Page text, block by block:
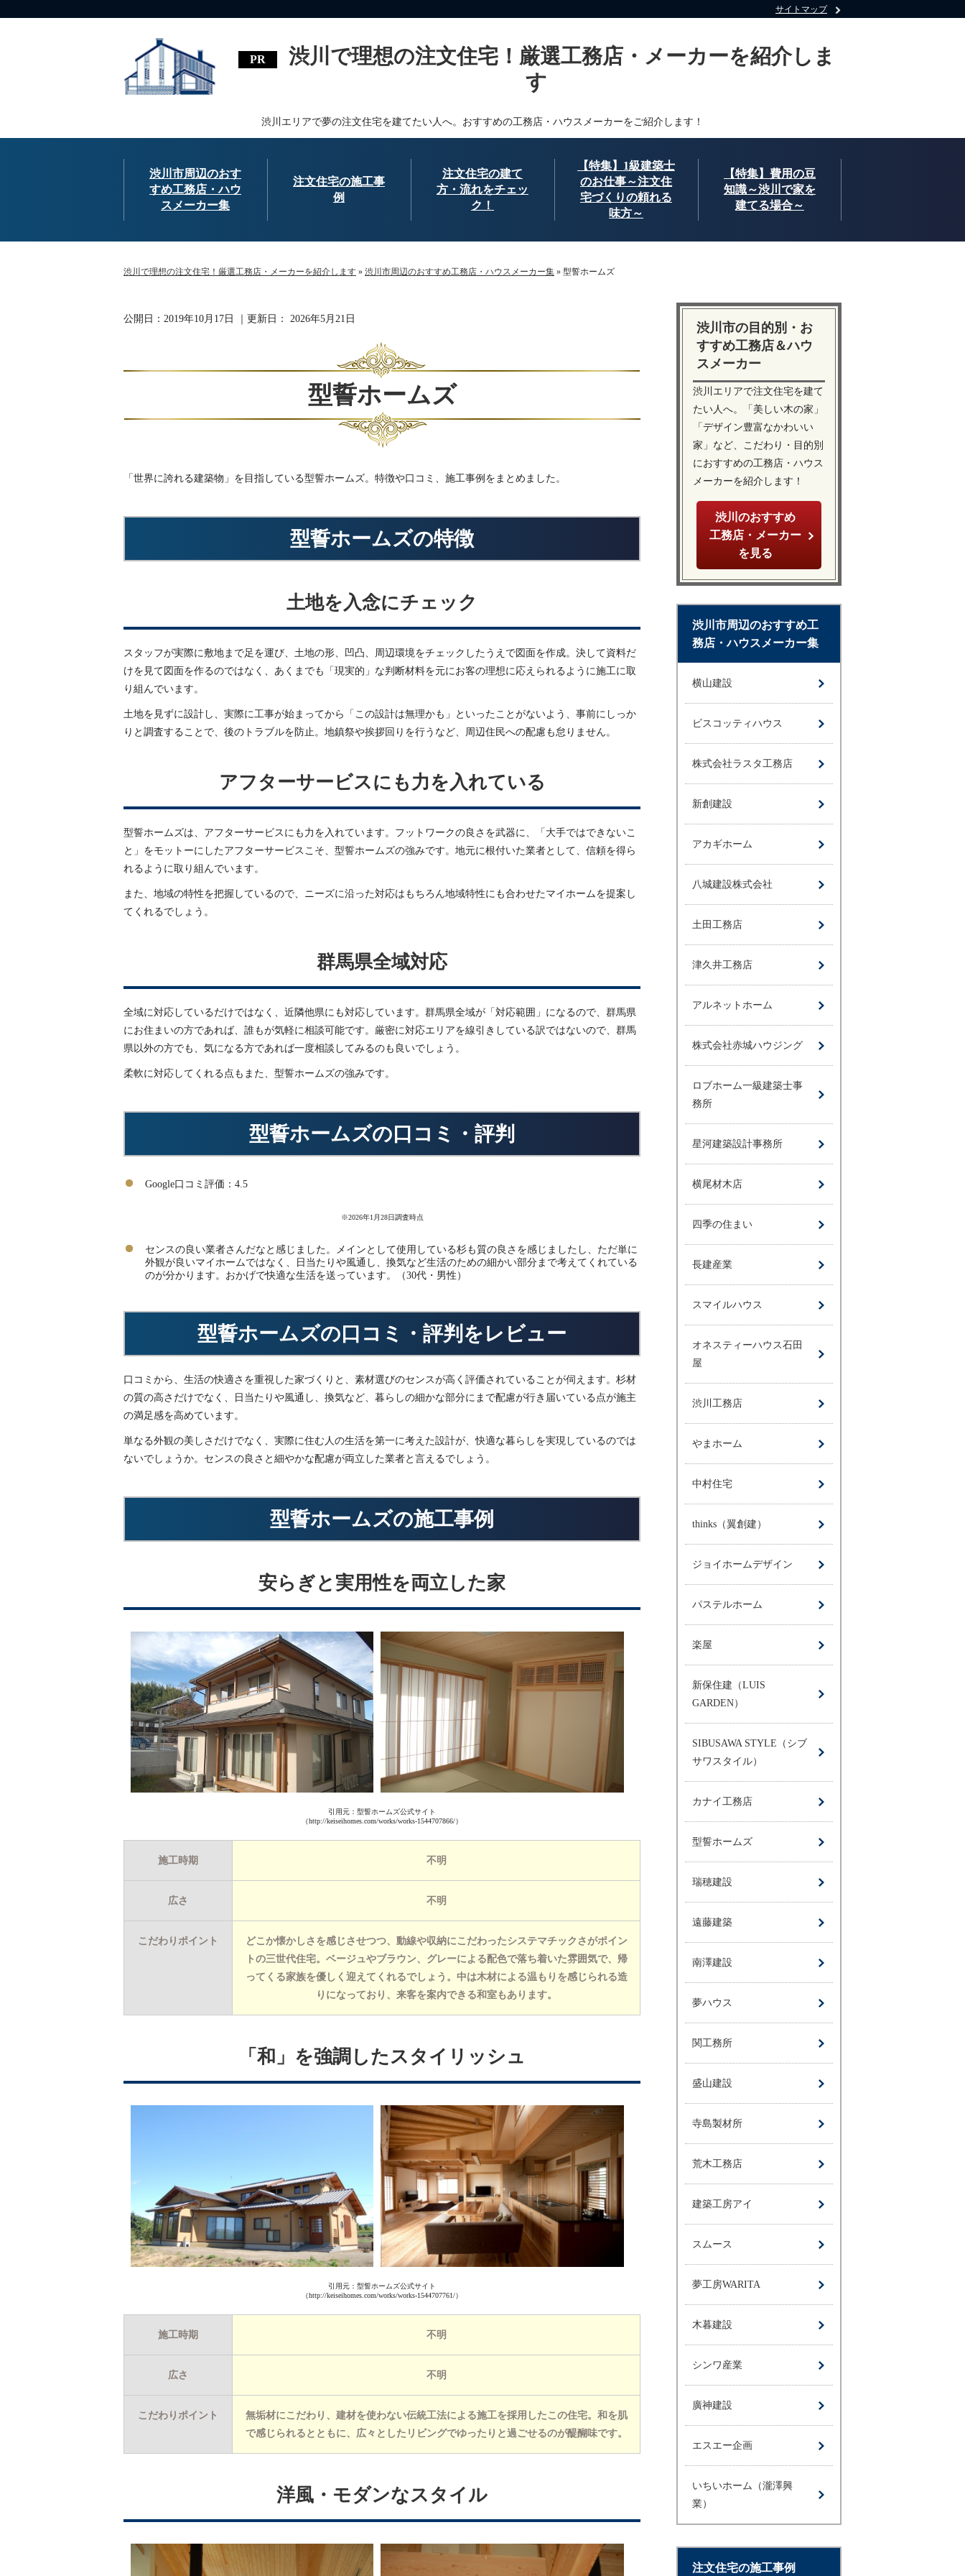
渋川で理想の注文住宅！厳選工務店・メーカーを紹介しま
す
渋川エリアで夢の注文住宅を建てたい人へ。おすすめの工務店・ハウスメーカーをご紹介します！
サイトマップ
渋川市周辺のおす
すめ工務店・ハウ
スメーカー集
注文住宅の施工事
例
注文住宅の建て
方・流れをチェッ
ク！
【特集】1級建築士
のお仕事～注文住
宅づくりの頼れる
味方～
【特集】費用の豆
知識～渋川で家を
建てる場合～
渋川で理想の注文住宅！厳選工務店・メーカーを紹介します » 渋川市周辺のおすすめ工務店・ハウスメーカー集 » 型誓ホームズ
公開日： 2019年10月17日 ｜更新日： 2026年5月21日
型誓ホームズ
「世界に誇れる建築物」を目指している型誓ホームズ。特徴や口コミ、施工事例をまとめました。
型誓ホームズの特徴
土地を入念にチェック
スタッフが実際に敷地まで足を運び、土地の形、凹凸、周辺環境をチェックしたうえで図面を作成。決して資料だ
けを見て図面を作るのではなく、あくまでも「現実的」な判断材料を元にお客の理想に応えられるように施工に取
り組んでいます。
土地を見ずに設計し、実際に工事が始まってから「この設計は無理かも」といったことがないよう、事前にしっか
りと調査することで、後のトラブルを防止。地鎮祭や挨拶回りを行うなど、周辺住民への配慮も怠りません。
アフターサービスにも力を入れている
型誓ホームズは、アフターサービスにも力を入れています。フットワークの良さを武器に、「大手ではできないこ
と」をモットーにしたアフターサービスこそ、型誓ホームズの強みです。地元に根付いた業者として、信頼を得ら
れるように取り組んでいます。
また、地域の特性を把握しているので、ニーズに沿った対応はもちろん地域特性にも合わせたマイホームを提案し
てくれるでしょう。
群馬県全域対応
全域に対応しているだけではなく、近隣他県にも対応しています。群馬県全域が「対応範囲」になるので、群馬県
にお住まいの方であれば、誰もが気軽に相談可能です。厳密に対応エリアを線引きしている訳ではないので、群馬
県以外の方でも、気になる方であれば一度相談してみるのも良いでしょう。
柔軟に対応してくれる点もまた、型誓ホームズの強みです。
型誓ホームズの口コミ・評判
Google口コミ評価：4.5
※2026年1月28日調査時点
センスの良い業者さんだなと感じました。メインとして使用している杉も質の良さを感じましたし、ただ単に
外観が良いマイホームではなく、日当たりや風通し、換気など生活のための細かい部分まで考えてくれている
のが分かります。おかげで快適な生活を送っています。（30代・男性）
型誓ホームズの口コミ・評判をレビュー
口コミから、生活の快適さを重視した家づくりと、素材選びのセンスが高く評価されていることが伺えます。杉材
の質の高さだけでなく、日当たりや風通し、換気など、暮らしの細かな部分にまで配慮が行き届いている点が施主
の満足感を高めています。
単なる外観の美しさだけでなく、実際に住む人の生活を第一に考えた設計が、快適な暮らしを実現しているのでは
ないでしょうか。センスの良さと細やかな配慮が両立した業者と言えるでしょう。
型誓ホームズの施工事例
安らぎと実用性を両立した家
引用元：型誓ホームズ公式サイト
（http://keiseihomes.com/works/works-1544707866/）
施工時期 不明
広さ 不明
こだわりポイント
どこか懐かしさを感じさせつつ、動線や収納にこだわったシステマチックさがポイン
トの三世代住宅。ベージュやブラウン、グレーによる配色で落ち着いた雰囲気で、帰
ってくる家族を優しく迎えてくれるでしょう。中は木材による温もりを感じられる造
りになっており、来客を案内できる和室もあります。
「和」を強調したスタイリッシュ
引用元：型誓ホームズ公式サイト
（http://keiseihomes.com/works/works-1544707761/）
施工時期 不明
広さ 不明
こだわりポイント
無垢材にこだわり、建材を使わない伝統工法による施工を採用したこの住宅。和を肌
で感じられるとともに、広々としたリビングでゆったりと過ごせるのが醍醐味です。
洋風・モダンなスタイル
渋川市の目的別・お
すすめ工務店＆ハウ
スメーカー
渋川エリアで注文住宅を建て
たい人へ。「美しい木の家」
「デザイン豊富なかわいい
家」など、こだわり・目的別
におすすめの工務店・ハウス
メーカーを紹介します！
渋川のおすすめ
工務店・メーカー
を見る
渋川市周辺のおすすめ工
務店・ハウスメーカー集
横山建設
ビスコッティハウス
株式会社ラスタ工務店
新創建設
アカギホーム
八城建設株式会社
土田工務店
津久井工務店
アルネットホーム
株式会社赤城ハウジング
ロブホーム一級建築士事
務所
星河建築設計事務所
横尾材木店
四季の住まい
長建産業
スマイルハウス
オネスティーハウス石田
屋
渋川工務店
やまホーム
中村住宅
thinks（翼創建）
ジョイホームデザイン
パステルホーム
楽屋
新保住建（LUIS
GARDEN）
SIBUSAWA STYLE（シブ
サワスタイル）
カナイ工務店
型誓ホームズ
瑞穂建設
遠藤建築
南澤建設
夢ハウス
関工務所
盛山建設
寺島製材所
荒木工務店
建築工房アイ
スムース
夢工房WARITA
木暮建設
シンワ産業
廣神建設
エスエー企画
いちいホーム（瀧澤興
業）
注文住宅の施工事例